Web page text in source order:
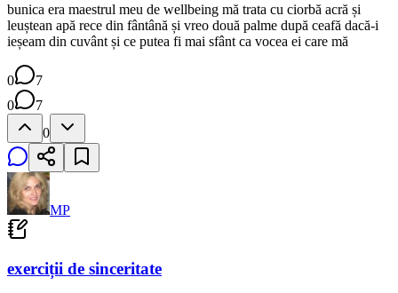
bunica era maestrul meu de wellbeing mă trata cu ciorbă acră și
leuștean apă rece din fântână și vreo două palme după ceafă dacă-i
ieșeam din cuvânt și ce putea fi mai sfânt ca vocea ei care mă
0
7
0
7
0
MP
exerciții de sinceritate